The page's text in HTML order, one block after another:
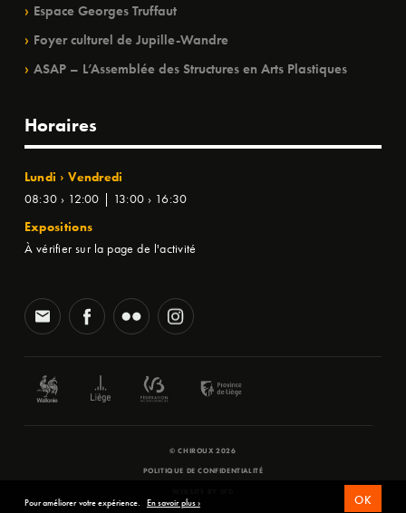
Espace Georges Truffaut
Foyer culturel de Jupille-Wandre
ASAP – L’Assemblée des Structures en Arts Plastiques
Horaires
Lundi › Vendredi
08:30 › 12:00 | 13:00 › 16:30
Expositions
À vérifier sur la page de l'activité
© CHIROUX 2026
POLITIQUE DE CONFIDENTIALITÉ
Pour améliorer votre expérience. En savoir plus › OK